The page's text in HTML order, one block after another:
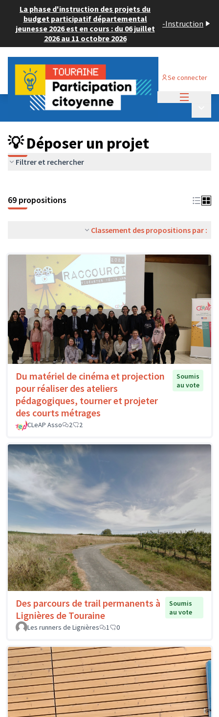
La phase d'instruction des projets du
budget participatif départemental
jeunesse 2026 est en cours : du 06 juillet
2026 au 11 octobre 2026
-Instruction
Se connecter
Budget Participatif ADULTE 2024
💡 Déposer un projet
💡 Déposer un projet
Filtrer et rechercher
69 propositions
Classement des propositions par :
Du matériel de cinéma et projection
pour réaliser des ateliers
pédagogiques, tourner et projeter
des courts métrages
Soumis
au vote
CLeAP Asso 2 2
Des parcours de trail permanents à
Lignières de Touraine
Soumis
au vote
Les runners de Lignières
1 0